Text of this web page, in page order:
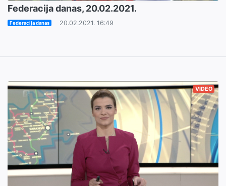
Federacija danas, 20.02.2021.
Federacija danas 20.02.2021. 16:49
VIDEO